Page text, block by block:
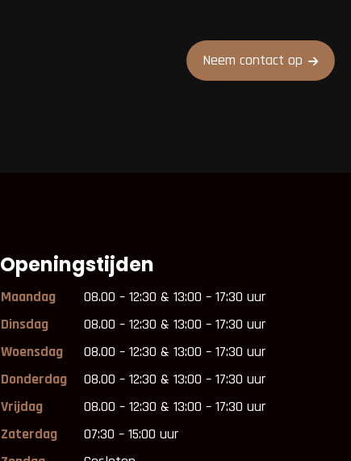
Neem contact op
Openingstijden
Maandag
08.00 – 12:30 & 13:00 – 17:30 uur
Dinsdag
08.00 – 12:30 & 13:00 – 17:30 uur
Woensdag
08.00 – 12:30 & 13:00 – 17:30 uur
Donderdag
08.00 – 12:30 & 13:00 – 17:30 uur
Vrijdag
08.00 – 12:30 & 13:00 – 17:30 uur
Zaterdag
07:30 – 15:00 uur